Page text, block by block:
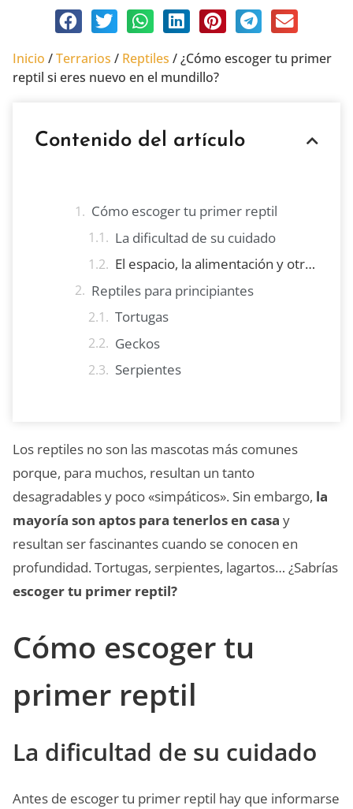
Inicio /Terrarios / Reptiles /¿Cómo escoger tu primer
reptil si eres nuevo en el mundillo?
Contenido del artículo
Cómo escoger tu primer reptil
La dificultad de su cuidado
El espacio, la alimentación y otros factores
Reptiles para principiantes
Tortugas
Geckos
Serpientes
Los reptiles no son las mascotas más comunes
porque, para muchos, resultan un tanto
desagradables y poco «simpáticos». Sin embargo, la
mayoría son aptos para tenerlos en casa y
resultan ser fascinantes cuando se conocen en
profundidad. Tortugas, serpientes, lagartos… ¿Sabrías
escoger tu primer reptil?
Cómo escoger tu
primer reptil
La dificultad de su cuidado
Antes de escoger tu primer reptil hay que informarse